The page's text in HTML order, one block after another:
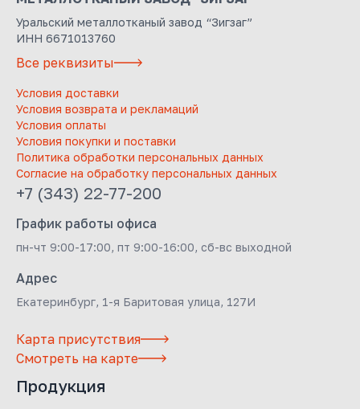
Уральский металлотканый завод “Зигзаг”
ИНН 6671013760
Все реквизиты
Условия доставки
Условия возврата и рекламаций
Условия оплаты
Условия покупки и поставки
Политика обработки персональных данных
Согласие на обработку персональных данных
+7 (343) 22-77-200
График работы офиса
пн-чт 9:00-17:00, пт 9:00-16:00, сб-вс выходной
Адрес
Екатеринбург, 1-я Баритовая улица, 127И
Карта присутствия
Смотреть на карте
Продукция